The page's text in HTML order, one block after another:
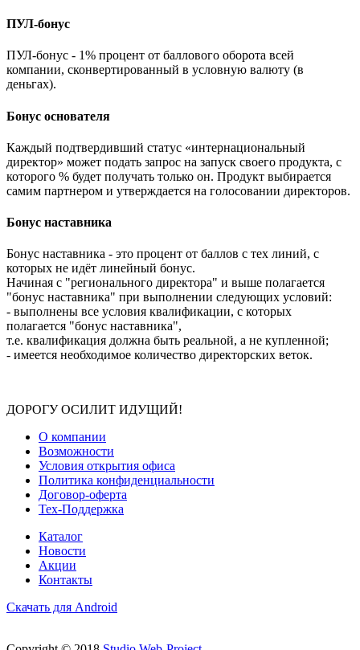
ПУЛ-бонус
ПУЛ-бонус - 1% процент от баллового оборота всей
компании, сконвертированный в условную валюту (в
деньгах).
Бонус основателя
Каждый подтвердивший статус «интернациональный
директор» может подать запрос на запуск своего продукта, с
которого % будет получать только он. Продукт выбирается
самим партнером и утверждается на голосовании директоров.
Бонус наставника
Бонус наставника - это процент от баллов с тех линий, с
которых не идёт линейный бонус.
Начиная с "регионального директора" и выше полагается
"бонус наставника" при выполнении следующих условий:
- выполнены все условия квалификации, с которых
полагается "бонус наставника",
т.е. квалификация должна быть реальной, а не купленной;
- имеется необходимое количество директорских веток.
ДОРОГУ ОСИЛИТ ИДУЩИЙ!
О компании
Возможности
Условия открытия офиса
Политика конфиденциальности
Договор-оферта
Тех-Поддержка
Каталог
Новости
Акции
Контакты
Скачать для Android